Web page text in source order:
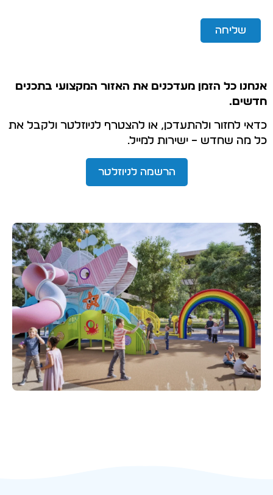
שליחה
אנחנו כל הזמן מעדכנים את האזור המקצועי בתכנים
חדשים.
כדאי לחזור ולהתעדכן, או להצטרף לניוזלטר ולקבל את
כל מה שחדש – ישירות למייל.
הרשמה לניוזלטר